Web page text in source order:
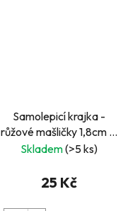
Samolepicí krajka -
růžové mašličky 1,8cm x1
m Scrapbooking
Skladem(>5 ks)
25 Kč